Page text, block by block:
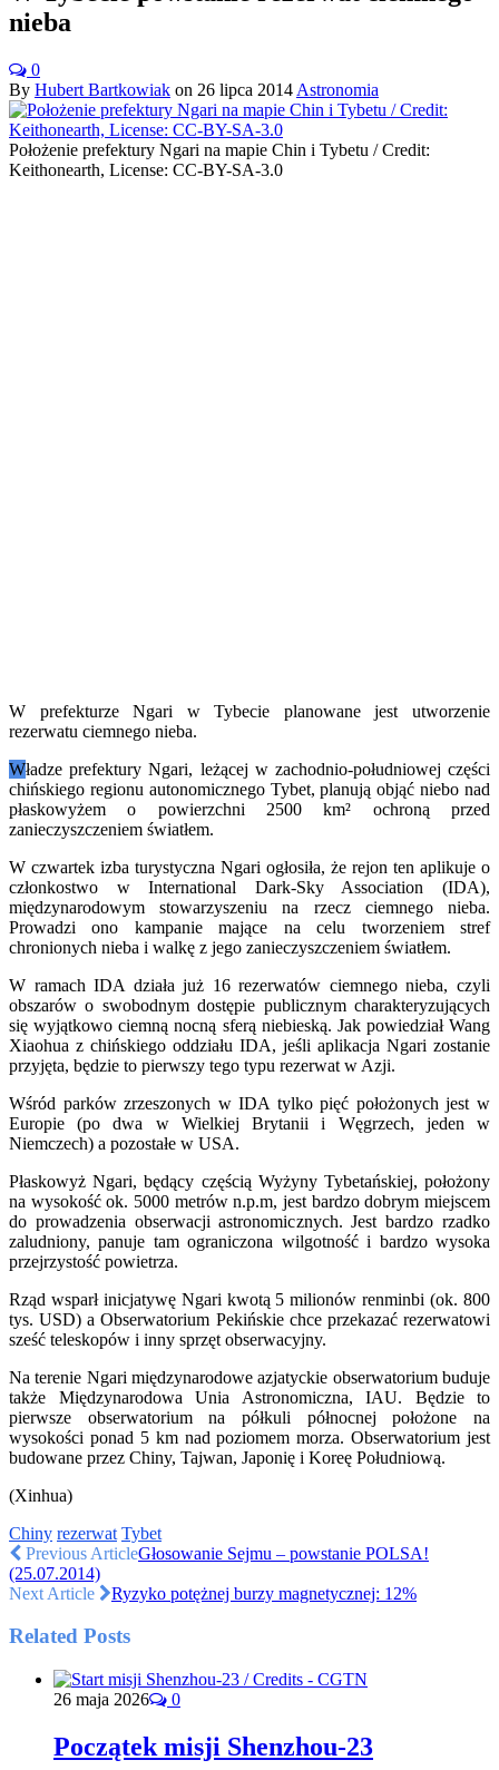
nieba
0
By Hubert Bartkowiak on 26 lipca 2014 Astronomia
Położenie prefektury Ngari na mapie Chin i Tybetu / Credit:
Keithonearth, License: CC-BY-SA-3.0
W prefekturze Ngari w Tybecie planowane jest utworzenie
rezerwatu ciemnego nieba.
Władze prefektury Ngari, leżącej w zachodnio-południowej części
chińskiego regionu autonomicznego Tybet, planują objąć niebo nad
płaskowyżem o powierzchni 2500 km² ochroną przed
zanieczyszczeniem światłem.
W czwartek izba turystyczna Ngari ogłosiła, że rejon ten aplikuje o
członkostwo w International Dark-Sky Association (IDA),
międzynarodowym stowarzyszeniu na rzecz ciemnego nieba.
Prowadzi ono kampanie mające na celu tworzeniem stref
chronionych nieba i walkę z jego zanieczyszczeniem światłem.
W ramach IDA działa już 16 rezerwatów ciemnego nieba, czyli
obszarów o swobodnym dostępie publicznym charakteryzujących
się wyjątkowo ciemną nocną sferą niebieską. Jak powiedział Wang
Xiaohua z chińskiego oddziału IDA, jeśli aplikacja Ngari zostanie
przyjęta, będzie to pierwszy tego typu rezerwat w Azji.
Wśród parków zrzeszonych w IDA tylko pięć położonych jest w
Europie (po dwa w Wielkiej Brytanii i Węgrzech, jeden w
Niemczech) a pozostałe w USA.
Płaskowyż Ngari, będący częścią Wyżyny Tybetańskiej, położony
na wysokość ok. 5000 metrów n.p.m, jest bardzo dobrym miejscem
do prowadzenia obserwacji astronomicznych. Jest bardzo rzadko
zaludniony, panuje tam ograniczona wilgotność i bardzo wysoka
przejrzystość powietrza.
Rząd wsparł inicjatywę Ngari kwotą 5 milionów renminbi (ok. 800
tys. USD) a Obserwatorium Pekińskie chce przekazać rezerwatowi
sześć teleskopów i inny sprzęt obserwacyjny.
Na terenie Ngari międzynarodowe azjatyckie obserwatorium buduje
także Międzynarodowa Unia Astronomiczna, IAU. Będzie to
pierwsze obserwatorium na półkuli północnej położone na
wysokości ponad 5 km nad poziomem morza. Obserwatorium jest
budowane przez Chiny, Tajwan, Japonię i Koreę Południową.
(Xinhua)
Chiny rezerwat Tybet
Previous ArticleGłosowanie Sejmu – powstanie POLSA!
(25.07.2014)
Next Article
Ryzyko potężnej burzy magnetycznej: 12%
Related Posts
26 maja 2026 0
Początek misji Shenzhou-23